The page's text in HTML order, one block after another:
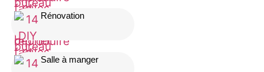
Rénovation
Salle à manger